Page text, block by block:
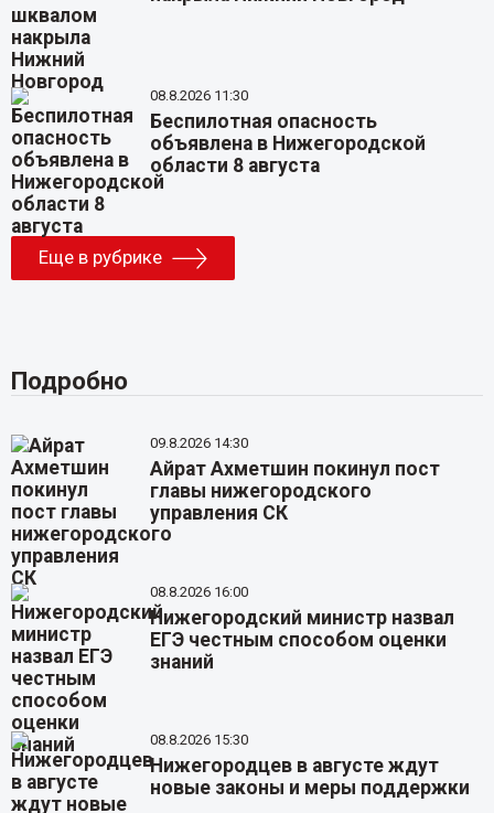
08.8.2026 11:30
Беспилотная опасность
объявлена в Нижегородской
области 8 августа
Еще в рубрике
Подробно
09.8.2026 14:30
Айрат Ахметшин покинул пост
главы нижегородского
управления СК
08.8.2026 16:00
Нижегородский министр назвал
ЕГЭ честным способом оценки
знаний
08.8.2026 15:30
Нижегородцев в августе ждут
новые законы и меры поддержки